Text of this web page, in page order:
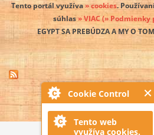
Cookie Control
Tento web
využíva cookies.
Tento portál využíva» cookies.
súhlas» VIAC(» Podmienky
EGYPT SA PREBÚDZA A MY O